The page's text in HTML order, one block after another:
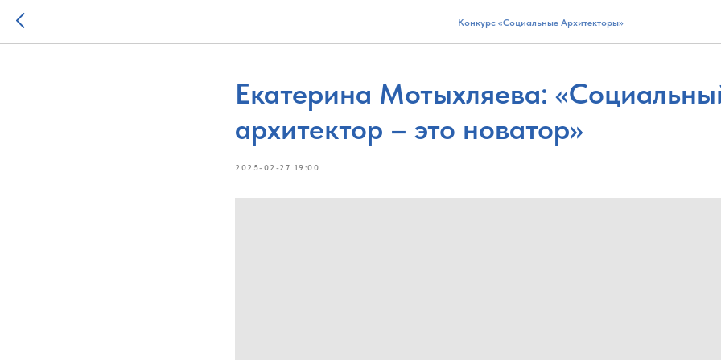
Конкурс «Социальные Архитекторы»
Екатерина Мотыхляева:
архитектор – это новатор»
2025-02-27 19:00